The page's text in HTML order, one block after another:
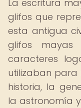
La escritura
glifos que
esta antigua
glifos mayas
caracteres
utilizaban para
historia, la
la astronomía